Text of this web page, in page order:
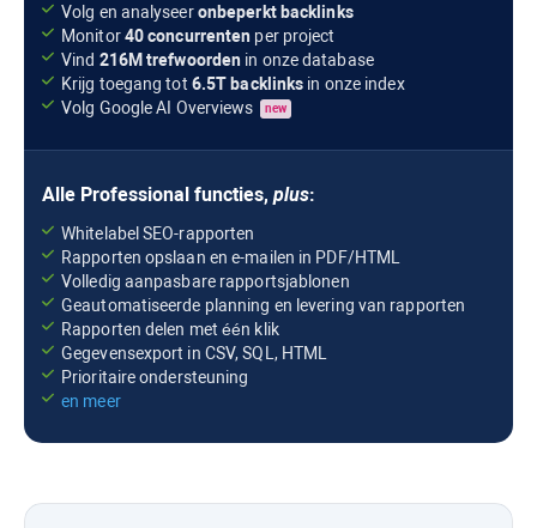
Volg en analyseeronbeperkt backlinks
Monitor40 concurrenten per project
Vind 216M trefwoorden in onze database
Krijg toegang tot 6.5T backlinks in onze index
Volg Google AI Overviews new
Alle Professional functies, plus:
Whitelabel SEO-rapporten
Rapporten opslaan en e-mailen in PDF/HTML
Volledig aanpasbare rapportsjablonen
Geautomatiseerde planning en levering van rapporten
Rapporten delen met één klik
Gegevensexport in CSV, SQL, HTML
Prioritaire ondersteuning
en meer